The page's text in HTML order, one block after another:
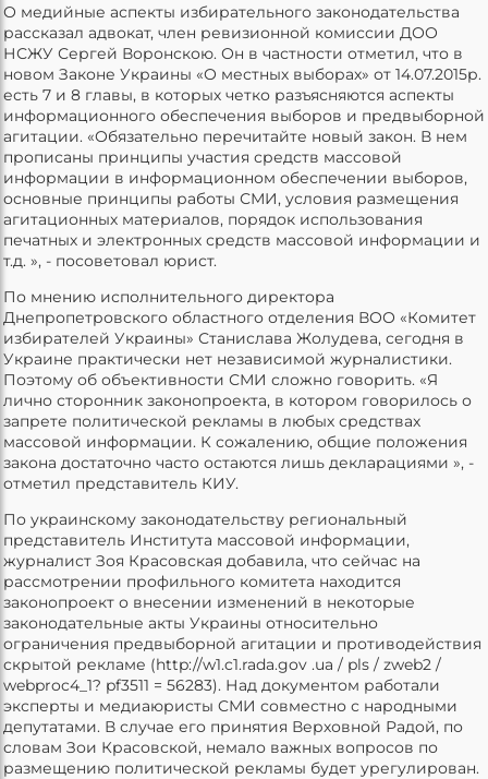
О медийные аспекты избирательного законодательства
рассказал адвокат, член ревизионной комиссии ДОО
НСЖУ Сергей Воронскою. Он в частности отметил, что в
новом Законе Украины «О местных выборах» от 14.07.2015р.
есть 7 и 8 главы, в которых четко разъясняются аспекты
информационного обеспечения выборов и предвыборной
агитации. «Обязательно перечитайте новый закон. В нем
прописаны принципы участия средств массовой
информации в информационном обеспечении выборов,
основные принципы работы СМИ, условия размещения
агитационных материалов, порядок использования
печатных и электронных средств массовой информации и
т.д. », - посоветовал юрист.
По мнению исполнительного директора
Днепропетровского областного отделения ВОО «Комитет
избирателей Украины» Станислава Жолудева, сегодня в
Украине практически нет независимой журналистики.
Поэтому об объективности СМИ сложно говорить. «Я
лично сторонник законопроекта, в котором говорилось о
запрете политической рекламы в любых средствах
массовой информации. К сожалению, общие положения
закона достаточно часто остаются лишь декларациями », -
отметил представитель КИУ.
По украинскому законодательству региональный
представитель Института массовой информации,
журналист Зоя Красовская добавила, что сейчас на
рассмотрении профильного комитета находится
законопроект о внесении изменений в некоторые
законодательные акты Украины относительно
ограничения предвыборной агитации и противодействия
скрытой рекламе (http://w1.c1.rada.gov .ua / pls / zweb2 /
webproc4_1? pf3511 = 56283). Над документом работали
эксперты и медиаюристы CМИ совместно с народными
депутатами. В случае его принятия Верховной Радой, по
словам Зои Красовской, немало важных вопросов по
размещению политической рекламы будет урегулирован.